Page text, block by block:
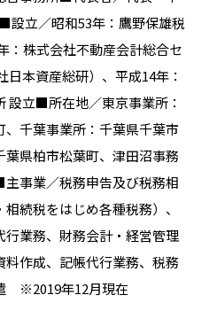
立／昭和53年：鷹野保雄税
：株式会社不動産会計総合セ
日本資産総研）、平成14年：
設立■所在地／東京事業所：
千葉事業所：千葉県千葉市
県柏市松葉町、津田沼事務
事業／税務申告及び税務相
続税をはじめ各種税務）、
業務、財務会計・経営管理
作成、記帳代行業務、税務
※2019年12月現在